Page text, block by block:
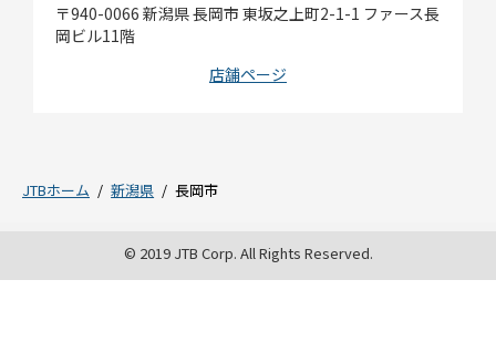
940-0066 新潟県長岡市 東坂之上町2-1-1 ファース長
岡ビル11階
店舗ページ
JTBホーム 新潟県 長岡市
© 2019 JTB Corp. All Rights Reserved.